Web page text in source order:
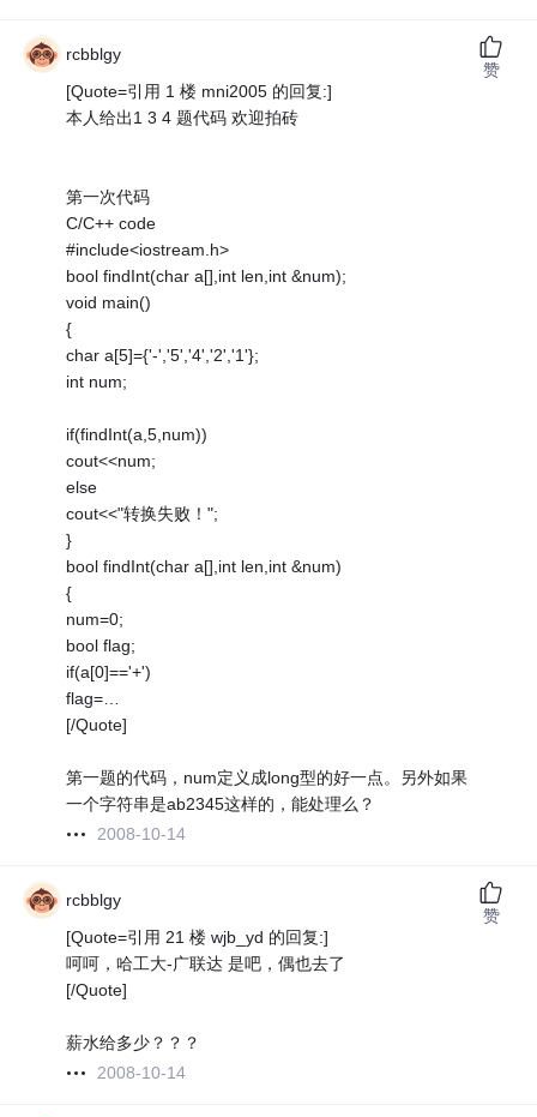
rcbblgy
[Quote=引用 1 楼 mni2005 的回复:]
本人给出1 3 4 题代码 欢迎拍砖
第一次代码
C/C++ code
#include<iostream.h>
bool findInt(char a[],int len,int &num);
void main()
{
char a[5]={'-','5','4','2','1'};
int num;
if(findInt(a,5,num))
cout<<num;
else
cout<<"转换失败！";
}
bool findInt(char a[],int len,int &num)
{
num=0;
bool flag;
if(a[0]=='+')
flag=…
[/Quote]
第一题的代码，num定义成long型的好一点。另外如果
一个字符串是ab2345这样的，能处理么？
2008-10-14
赞
rcbblgy
[Quote=引用 21 楼 wjb_yd 的回复:]
呵呵，哈工大-广联达 是吧，偶也去了
[/Quote]
薪水给多少？？？
2008-10-14
赞